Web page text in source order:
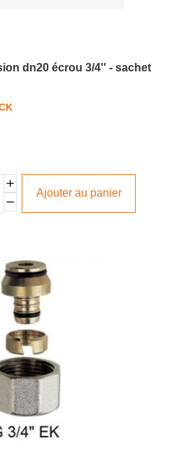
dn20 écrou 3/4'' - sachet
Ajouter au panier